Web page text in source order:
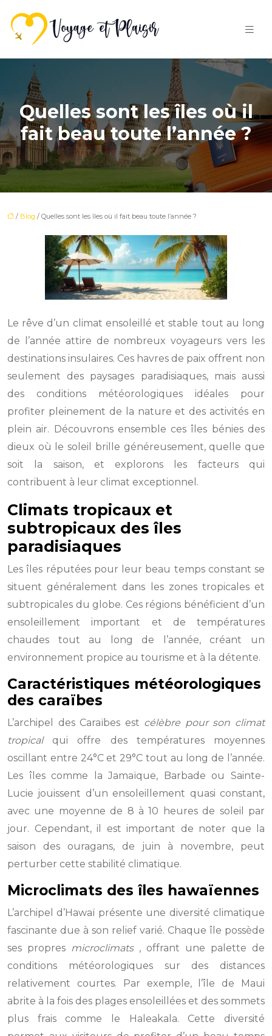
Quelles sont les îles où il
fait beau toute l’année ?
/ Blog / Quelles sont les îles où il fait beau toute l’année ?
Le rêve d’un climat ensoleillé et stable tout au long
de l’année attire de nombreux voyageurs vers les
destinations insulaires. Ces havres de paix offrent non
seulement des paysages paradisiaques, mais aussi
des conditions météorologiques idéales pour
profiter pleinement de la nature et des activités en
plein air. Découvrons ensemble ces îles bénies des
dieux où le soleil brille généreusement, quelle que
soit la saison, et explorons les facteurs qui
contribuent à leur climat exceptionnel.
Climats tropicaux et
subtropicaux des îles
paradisiaques
Les îles réputées pour leur beau temps constant se
situent généralement dans les zones tropicales et
subtropicales du globe. Ces régions bénéficient d’un
ensoleillement important et de températures
chaudes tout au long de l’année, créant un
environnement propice au tourisme et à la détente.
Caractéristiques météorologiques
des caraïbes
L’archipel des Caraïbes est célèbre pour son climat
tropical qui offre des températures moyennes
oscillant entre 24°C et 29°C tout au long de l’année.
Les îles comme la Jamaïque, Barbade ou Sainte-
Lucie jouissent d’un ensoleillement quasi constant,
avec une moyenne de 8 à 10 heures de soleil par
jour. Cependant, il est important de noter que la
saison des ouragans, de juin à novembre, peut
perturber cette stabilité climatique.
Microclimats des îles hawaïennes
L’archipel d’Hawaï présente une diversité climatique
fascinante due à son relief varié. Chaque île possède
ses propres microclimats , offrant une palette de
conditions météorologiques sur des distances
relativement courtes. Par exemple, l’île de Maui
abrite à la fois des plages ensoleillées et des sommets
plus frais comme le Haleakala. Cette diversité